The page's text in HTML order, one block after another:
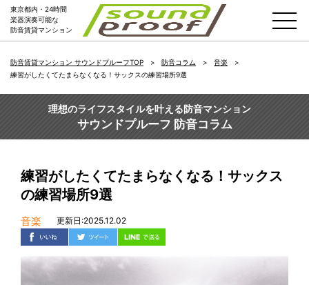
東京都内・24時間
楽器演奏可能な
防音賃貸マンション
防音賃貸マンション サウンドプルーフTOP 防音コラム
音楽
練習がしたくてたまらなくなる！サックスの練習場所9選
理想のライフスタイルを叶える防音マンション
サウンドプルーフ 防音コラム
練習がしたくてたまらなくなる！サックス
の練習場所9選
音楽 更新日:2025.12.02